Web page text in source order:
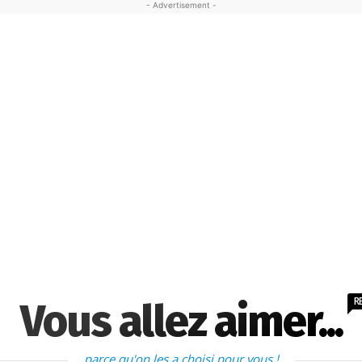
- Advertisement -
Vous allez aimer...
parce qu'on les a choisi pour vous !